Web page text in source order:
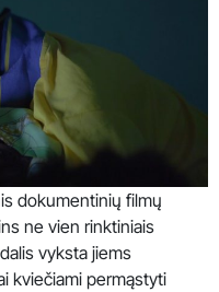
dokumentinių filmų
ne vien rinktiniais
vyksta jiems
kviečiami permąstyti